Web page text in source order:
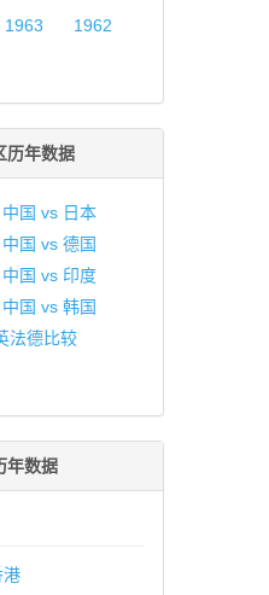
1963
1962
历年数据
中国 vs 日本
中国 vs 德国
中国 vs 印度
中国 vs 韩国
法德比较
年数据
港